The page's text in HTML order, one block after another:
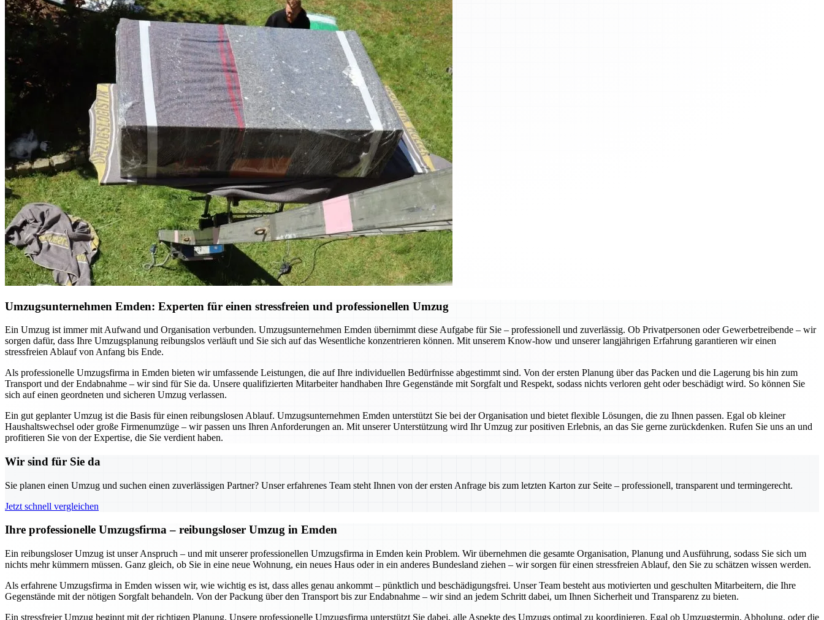
Umzugsunternehmen Emden: Experten für einen stressfreien und professionellen Umzug
Ein Umzug ist immer mit Aufwand und Organisation verbunden. Umzugsunternehmen Emden übernimmt diese Aufgabe für Sie – professionell und zuverlässig. Ob Privatpersonen oder Gewerbetreibende – wir
sorgen dafür, dass Ihre Umzugsplanung reibungslos verläuft und Sie sich auf das Wesentliche konzentrieren können. Mit unserem Know-how und unserer langjährigen Erfahrung garantieren wir einen
stressfreien Ablauf von Anfang bis Ende.
Als professionelle Umzugsfirma in Emden bieten wir umfassende Leistungen, die auf Ihre individuellen Bedürfnisse abgestimmt sind. Von der ersten Planung über das Packen und die Lagerung bis hin zum
Transport und der Endabnahme – wir sind für Sie da. Unsere qualifizierten Mitarbeiter handhaben Ihre Gegenstände mit Sorgfalt und Respekt, sodass nichts verloren geht oder beschädigt wird. So können Sie
sich auf einen geordneten und sicheren Umzug verlassen.
Ein gut geplanter Umzug ist die Basis für einen reibungslosen Ablauf. Umzugsunternehmen Emden unterstützt Sie bei der Organisation und bietet flexible Lösungen, die zu Ihnen passen. Egal ob kleiner
Haushaltswechsel oder große Firmenumzüge – wir passen uns Ihren Anforderungen an. Mit unserer Unterstützung wird Ihr Umzug zur positiven Erlebnis, an das Sie gerne zurückdenken. Rufen Sie uns an und
profitieren Sie von der Expertise, die Sie verdient haben.
Wir sind für Sie da
Sie planen einen Umzug und suchen einen zuverlässigen Partner? Unser erfahrenes Team steht Ihnen von der ersten Anfrage bis zum letzten Karton zur Seite – professionell, transparent und termingerecht.
Jetzt schnell vergleichen
Ihre professionelle Umzugsfirma – reibungsloser Umzug in Emden
Ein reibungsloser Umzug ist unser Anspruch – und mit unserer professionellen Umzugsfirma in Emden kein Problem. Wir übernehmen die gesamte Organisation, Planung und Ausführung, sodass Sie sich um
nichts mehr kümmern müssen. Ganz gleich, ob Sie in eine neue Wohnung, ein neues Haus oder in ein anderes Bundesland ziehen – wir sorgen für einen stressfreien Ablauf, den Sie zu schätzen wissen werden.
Als erfahrene Umzugsfirma in Emden wissen wir, wie wichtig es ist, dass alles genau ankommt – pünktlich und beschädigungsfrei. Unser Team besteht aus motivierten und geschulten Mitarbeitern, die Ihre
Gegenstände mit der nötigen Sorgfalt behandeln. Von der Packung über den Transport bis zur Endabnahme – wir sind an jedem Schritt dabei, um Ihnen Sicherheit und Transparenz zu bieten.
Ein stressfreier Umzug beginnt mit der richtigen Planung. Unsere professionelle Umzugsfirma unterstützt Sie dabei, alle Aspekte des Umzugs optimal zu koordinieren. Egal ob Umzugstermin, Abholung, oder die